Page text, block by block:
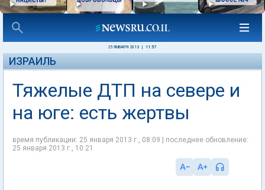
25 ЯНВАРЯ 2013 11:57
ИЗРАИЛЬ
Тяжелые ДТП на севере и
на юге: есть жертвы
время публикации: 25 января 2013 г., 08:09 | последнее обновление:
25 января 2013 г., 10:21